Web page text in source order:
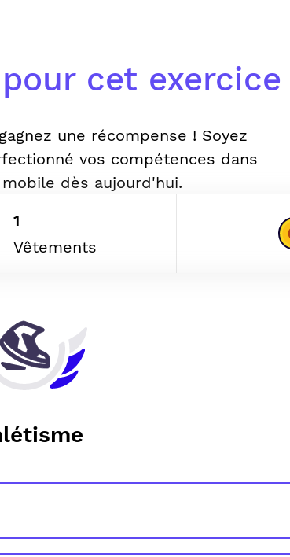
cet exercice
une récompense ! Soyez
vos compétences dans
dès aujourd'hui.
1
Vêtements